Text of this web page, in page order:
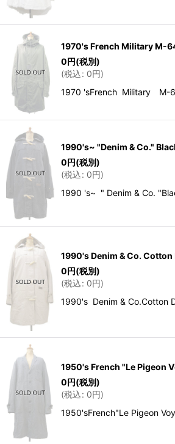
1970's French Military M-
0円(税別)
(税込: 0円)
1970 'sFrench Military
1990's~ "Denim & Co."
0円(税別)
(税込: 0円)
1990 's~ " Denim & Co.
1990's Denim & Co.
0円(税別)
(税込: 0円)
1990's Denim &
1950's French "Le Pigeon
0円(税別)
(税込: 0円)
1950'sFrench"Le